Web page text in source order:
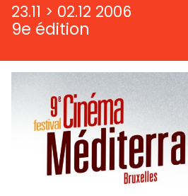
23.11 > 02.12 2006
9e édition